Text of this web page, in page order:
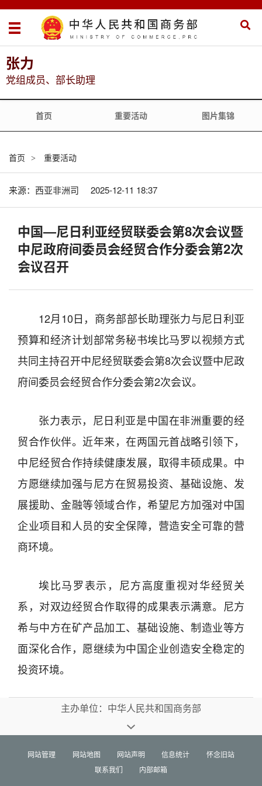
张力
党组成员、部长助理
首页 重要活动 图片集锦
首页 > 重要活动
来源：西亚非洲司 2025-12-11 18:37
中国—尼日利亚经贸联委会第8次会议暨
中尼政府间委员会经贸合作分委会第2次
会议召开
12月10日，商务部部长助理张力与尼日利亚
预算和经济计划部常务秘书埃比马罗以视频方式
共同主持召开中尼经贸联委会第8次会议暨中尼政
府间委员会经贸合作分委会第2次会议。
张力表示，尼日利亚是中国在非洲重要的经
贸合作伙伴。近年来，在两国元首战略引领下，
中尼经贸合作持续健康发展，取得丰硕成果。中
方愿继续加强与尼方在贸易投资、基础设施、发
展援助、金融等领域合作，希望尼方加强对中国
企业项目和人员的安全保障，营造安全可靠的营
商环境。
埃比马罗表示，尼方高度重视对华经贸关
系，对双边经贸合作取得的成果表示满意。尼方
希与中方在矿产品加工、基础设施、制造业等方
面深化合作，愿继续为中国企业创造安全稳定的
投资环境。
主办单位：中华人民共和国商务部
网站管理 网站地图 网站声明 信息统计
怀念旧站
联系我们
内部邮箱